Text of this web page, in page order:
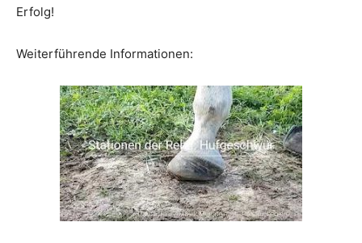
Erfolg!
Weiterführende Informationen: